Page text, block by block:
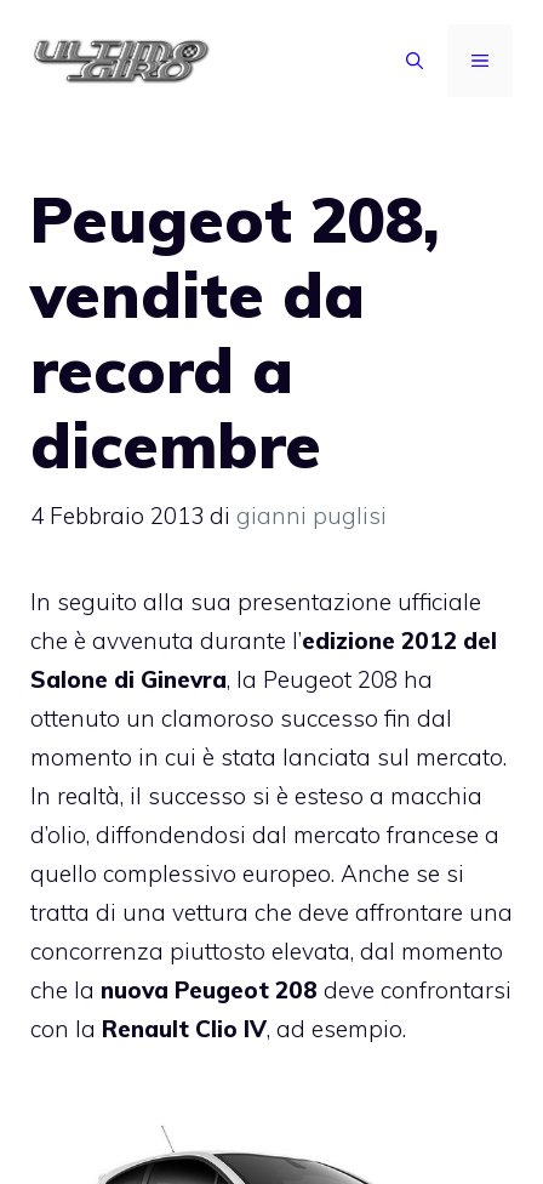
MENU
Peugeot 208,
vendite da
record a
dicembre
4 Febbraio 2013 di gianni puglisi
In seguito alla sua presentazione ufficiale
che è avvenuta durante l’edizione 2012 del
Salone di Ginevra, la Peugeot 208 ha
ottenuto un clamoroso successo fin dal
momento in cui è stata lanciata sul mercato.
In realtà, il successo si è esteso a macchia
d’olio, diffondendosi dal mercato francese a
quello complessivo europeo. Anche se si
tratta di una vettura che deve affrontare una
concorrenza piuttosto elevata, dal momento
che la nuova Peugeot 208 deve confrontarsi
con la Renault Clio IV, ad esempio.